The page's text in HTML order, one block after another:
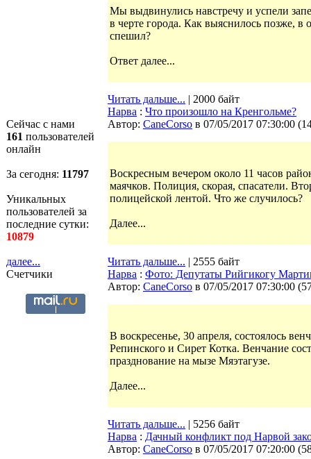
Сейчас с нами
161 пользователей
онлайн
За сегодня: 11797
Уникальных
пользователей за
последние сутки:
10879
далее...
Счетчики
Мы выдвинулись навстречу и успели
в черте города. Как выяснилось позже,
спешил?
Ответ далее...
Читать дальше... | 2000 байт
Нарва : Что произошло на Кренгольме?
Автор: CaneCorso в 07/05/2017 07:30:00 (
Воскресным вечером около 11 часов
маячков. Полиция, скорая, спасатели.
полицейской лентой. Что же случилось?
Далее...
Читать дальше... | 2555 байт
Нарва : Фото: Депутаты Рийгикогу
Автор: CaneCorso в 07/05/2017 07:30:00 (
В воскресенье, 30 апреля, состоялось
Репинского и Сирет Котка. Венчание
празднование на мызе Мяэтагузе.
Далее...
Читать дальше... | 5256 байт
Нарва : Дачный конфликт под Нарвой
Автор: CaneCorso в 07/05/2017 07:20:00 (